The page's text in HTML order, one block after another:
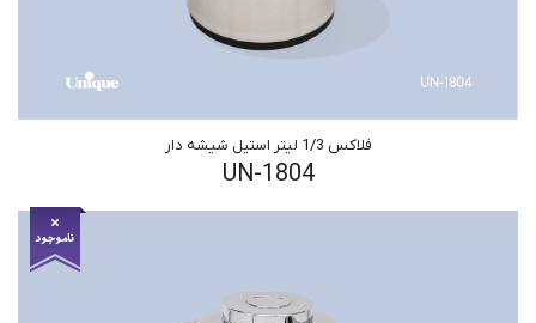
فلاکس 1/3 لیتر استیل شیشه دار
UN-1804